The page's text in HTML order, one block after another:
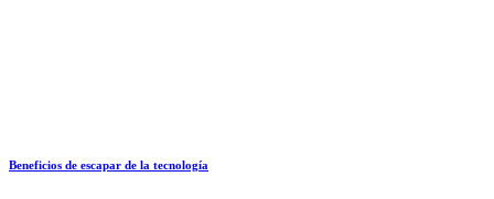
Beneficios de escapar de la tecnología